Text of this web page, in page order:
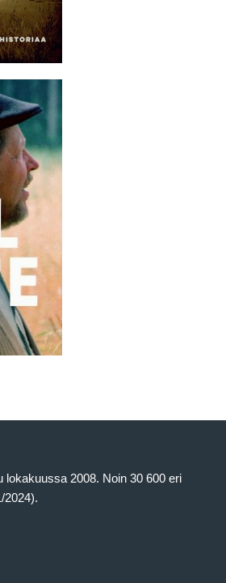
lokakuussa 2008. Noin 30 600 eri
2024).